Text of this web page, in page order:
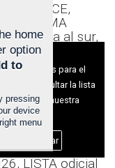
(AVANCE,
TOMA
gira al sur,
J.
Dóniz,
de
LISTA odicial
y de terceros para el
consultar la lista
Ver nuestra
Personalizar
home
option
to
pressing
device
menu